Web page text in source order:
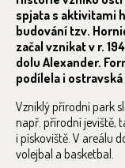
spjata s aktivitami
budování tzv.
začal vznikat v r.
dolu Alexander.
podílela i
Vzniklý přírodní park
např. přírodní jeviště,
i pískoviště. V areálu
volejbal a basketbal.